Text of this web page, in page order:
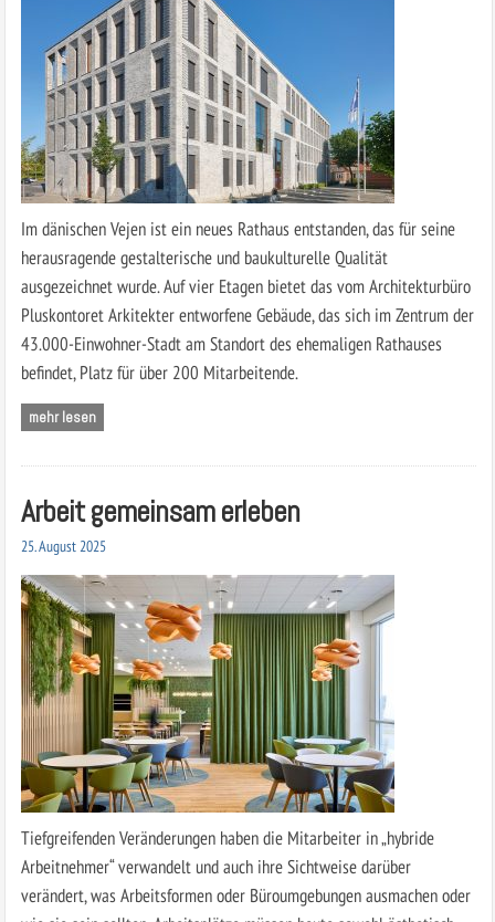
Im dänischen Vejen ist ein neues Rathaus entstanden, das für seine
herausragende gestalterische und baukulturelle Qualität
ausgezeichnet wurde. Auf vier Etagen bietet das vom Architekturbüro
Pluskontoret Arkitekter entworfene Gebäude, das sich im Zentrum der
43.000-Einwohner-Stadt am Standort des ehemaligen Rathauses
befindet, Platz für über 200 Mitarbeitende.
mehr lesen
Arbeit gemeinsam erleben
25. August 2025
Tiefgreifenden Veränderungen haben die Mitarbeiter in „hybride
Arbeitnehmer“ verwandelt und auch ihre Sichtweise darüber
verändert, was Arbeitsformen oder Büroumgebungen ausmachen oder